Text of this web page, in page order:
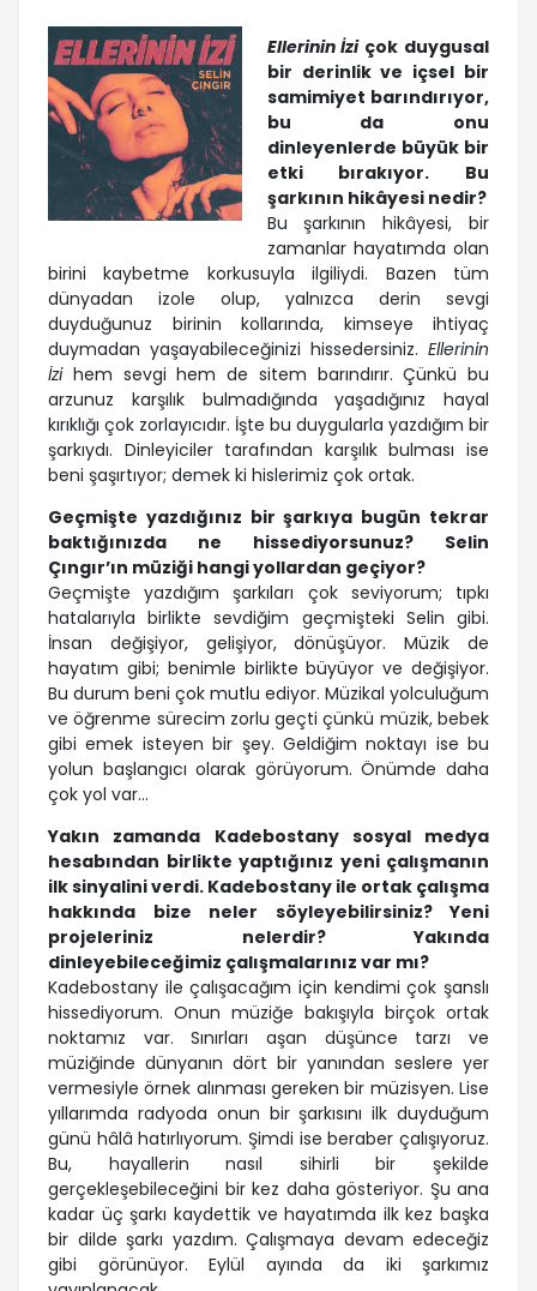
Ellerinin İziçok duygusal
bir derinlik ve içsel bir
samimiyet barındırıyor,
bu da onu
dinleyenlerde büyük bir
etki bırakıyor. Bu
şarkının hikâyesi nedir?
Bu şarkının hikâyesi, bir
zamanlar hayatımda olan
birini kaybetme korkusuyla ilgiliydi. Bazen tüm
dünyadan izole olup, yalnızca derin sevgi
duyduğunuz birinin kollarında, kimseye ihtiyaç
duymadan yaşayabileceğinizi hissedersiniz. Ellerinin
İzihem sevgi hem de sitem barındırır. Çünkü bu
arzunuz karşılık bulmadığında yaşadığınız hayal
kırıklığı çok zorlayıcıdır. İşte bu duygularla yazdığım bir
şarkıydı. Dinleyiciler tarafından karşılık bulması ise
beni şaşırtıyor; demek ki hislerimiz çok ortak.
Geçmişte yazdığınız bir şarkıya bugün tekrar
baktığınızda ne hissediyorsunuz? Selin
Çıngır’ın müziği hangi yollardan geçiyor?
Geçmişte yazdığım şarkıları çok seviyorum; tıpkı
hatalarıyla birlikte sevdiğim geçmişteki Selin gibi.
İnsan değişiyor, gelişiyor, dönüşüyor. Müzik de
hayatım gibi; benimle birlikte büyüyor ve değişiyor.
Bu durum beni çok mutlu ediyor. Müzikal yolculuğum
ve öğrenme sürecim zorlu geçti çünkü müzik, bebek
gibi emek isteyen bir şey. Geldiğim noktayı ise bu
yolun başlangıcı olarak görüyorum. Önümde daha
çok yol var...
Yakın zamanda Kadebostany sosyal medya
hesabından birlikte yaptığınız yeni çalışmanın
ilk sinyalini verdi. Kadebostany ile ortak çalışma
hakkında bize neler söyleyebilirsiniz? Yeni
projeleriniz nelerdir? Yakında
dinleyebileceğimiz çalışmalarınız var mı?
Kadebostany ile çalışacağım için kendimi çok şanslı
hissediyorum. Onun müziğe bakışıyla birçok ortak
noktamız var. Sınırları aşan düşünce tarzı ve
müziğinde dünyanın dört bir yanından seslere yer
vermesiyle örnek alınması gereken bir müzisyen. Lise
yıllarımda radyoda onun bir şarkısını ilk duyduğum
günü hâlâ hatırlıyorum. Şimdi ise beraber çalışıyoruz.
Bu, hayallerin nasıl sihirli bir şekilde
gerçekleşebileceğini bir kez daha gösteriyor. Şu ana
kadar üç şarkı kaydettik ve hayatımda ilk kez başka
bir dilde şarkı yazdım. Çalışmaya devam edeceğiz
gibi görünüyor. Eylül ayında da iki şarkımız